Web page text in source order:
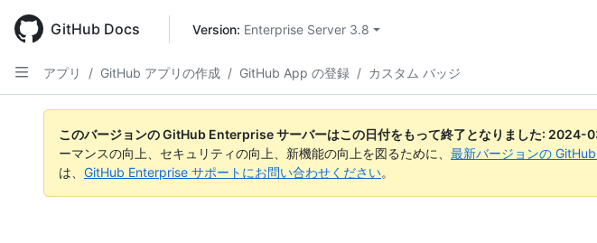
main
content
GitHub Docs Version: Enterprise Server 3.8
アプリ / GitHub アプリの作成 / GitHub App の登録 / カスタム バッジ
このバージョンの GitHub Enterprise サーバーはこの日付をもって終了となりました: 2024-
ーマンスの向上、セキュリティの向上、新機能の向上を図るために、 最新バージョンの
は、 GitHub Enterprise サポートにお問い合わせください。